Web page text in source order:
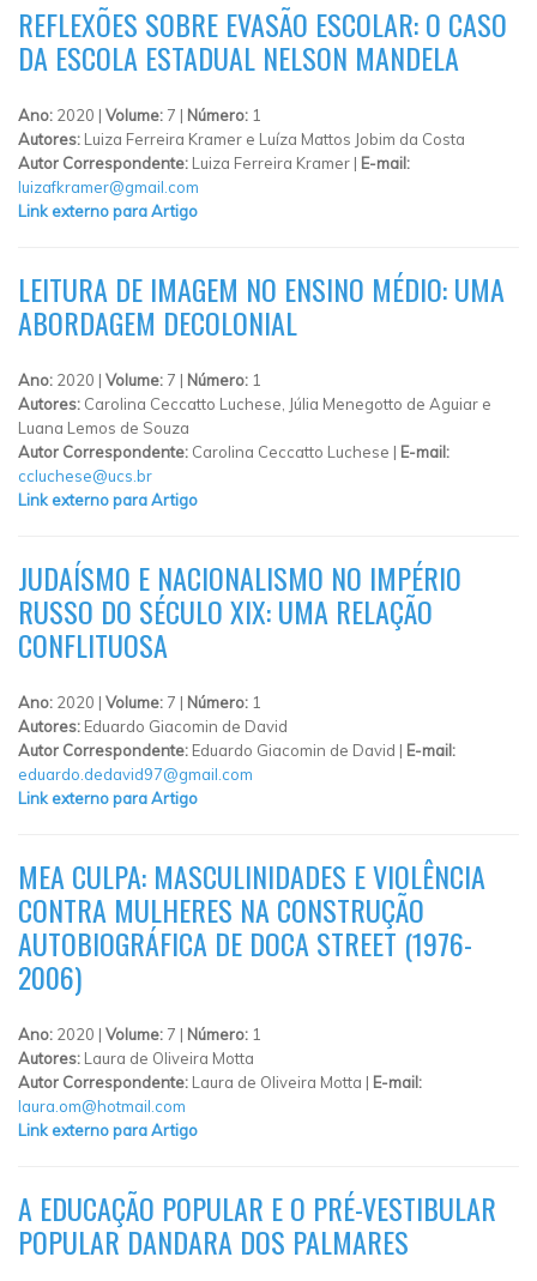
REFLEXÕES SOBRE EVASÃO ESCOLAR: O CASO
DA ESCOLA ESTADUAL NELSON MANDELA
Ano: 2020 | Volume: 7 | Número: 1
Autores: Luiza Ferreira Kramer e Luíza Mattos Jobim da Costa
Autor Correspondente: Luiza Ferreira Kramer | E-mail:
luizafkramer@gmail.com
Link externo para Artigo
LEITURA DE IMAGEM NO ENSINO MÉDIO: UMA
ABORDAGEM DECOLONIAL
Ano: 2020 | Volume: 7 | Número: 1
Autores: Carolina Ceccatto Luchese, Júlia Menegotto de Aguiar e
Luana Lemos de Souza
Autor Correspondente: Carolina Ceccatto Luchese | E-mail:
ccluchese@ucs.br
Link externo para Artigo
JUDAÍSMO E NACIONALISMO NO IMPÉRIO
RUSSO DO SÉCULO XIX: UMA RELAÇÃO
CONFLITUOSA
Ano: 2020 | Volume: 7 | Número: 1
Autores: Eduardo Giacomin de David
Autor Correspondente: Eduardo Giacomin de David | E-mail:
eduardo.dedavid97@gmail.com
Link externo para Artigo
MEA CULPA: MASCULINIDADES E VIOLÊNCIA
CONTRA MULHERES NA CONSTRUÇÃO
AUTOBIOGRÁFICA DE DOCA STREET (1976-
2006)
Ano: 2020 | Volume: 7 | Número: 1
Autores: Laura de Oliveira Motta
Autor Correspondente: Laura de Oliveira Motta | E-mail:
laura.om@hotmail.com
Link externo para Artigo
A EDUCAÇÃO POPULAR E O PRÉ-VESTIBULAR
POPULAR DANDARA DOS PALMARES